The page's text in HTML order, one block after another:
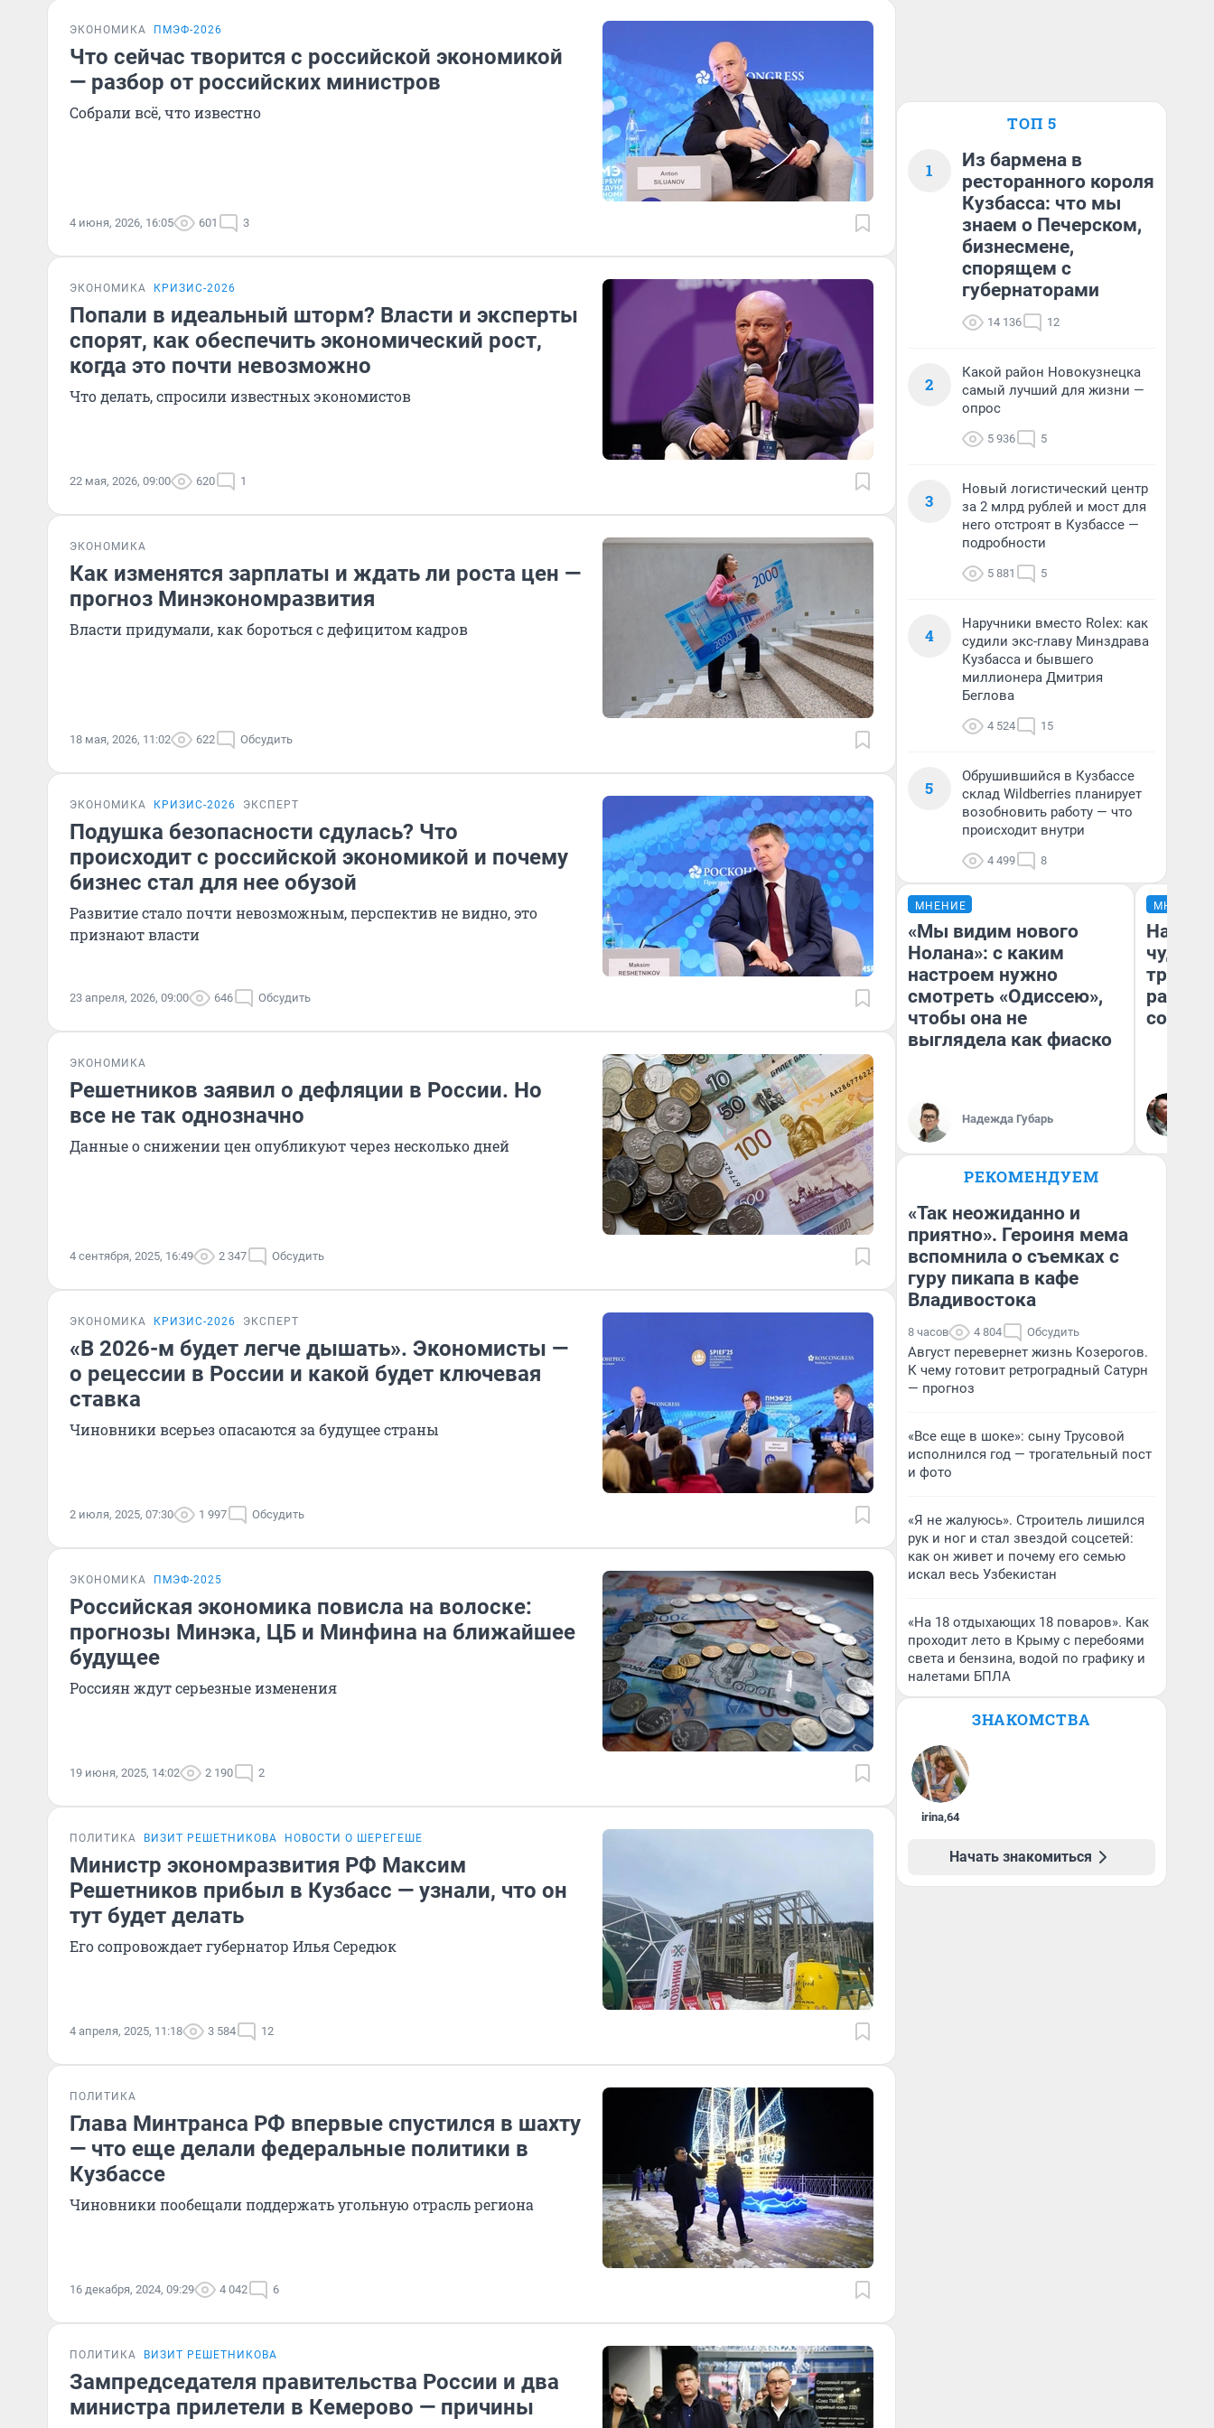
ЭКОНОМИКА ПМЭФ-2026
Что сейчас творится с российской экономикой
— разбор от российских министров
Собрали всё, что известно
4 июня, 2026, 16:05 601 3
ЭКОНОМИКА КРИЗИС-2026
Попали в идеальный шторм? Власти и эксперты
спорят, как обеспечить экономический рост,
когда это почти невозможно
Что делать, спросили известных экономистов
22 мая, 2026, 09:00 620 1
ЭКОНОМИКА
Как изменятся зарплаты и ждать ли роста цен —
прогноз Минэкономразвития
Власти придумали, как бороться с дефицитом кадров
18 мая, 2026, 11:02 622 Обсудить
ЭКОНОМИКА КРИЗИС-2026 ЭКСПЕРТ
Подушка безопасности сдулась? Что
происходит с российской экономикой и почему
бизнес стал для нее обузой
Развитие стало почти невозможным, перспектив не видно, это
признают власти
23 апреля, 2026, 09:00 646 Обсудить
ЭКОНОМИКА
Решетников заявил о дефляции в России. Но
все не так однозначно
Данные о снижении цен опубликуют через несколько дней
4 сентября, 2025, 16:49 2 347 Обсудить
ЭКОНОМИКА КРИЗИС-2026 ЭКСПЕРТ
«В 2026-м будет легче дышать». Экономисты —
о рецессии в России и какой будет ключевая
ставка
Чиновники всерьез опасаются за будущее страны
2 июля, 2025, 07:30 1 997 Обсудить
ЭКОНОМИКА ПМЭФ-2025
Российская экономика повисла на волоске:
прогнозы Минэка, ЦБ и Минфина на ближайшее
будущее
Россиян ждут серьезные изменения
19 июня, 2025, 14:02 2 190 2
ПОЛИТИКА ВИЗИТ РЕШЕТНИКОВА НОВОСТИ О ШЕРЕГЕШЕ
Министр экономразвития РФ Максим
Решетников прибыл в Кузбасс — узнали, что он
тут будет делать
Его сопровождает губернатор Илья Середюк
4 апреля, 2025, 11:18 3 584 12
ПОЛИТИКА
Глава Минтранса РФ впервые спустился в шахту
— что еще делали федеральные политики в
Кузбассе
Чиновники пообещали поддержать угольную отрасль региона
16 декабря, 2024, 09:29 4 042 6
ПОЛИТИКА ВИЗИТ РЕШЕТНИКОВА
Зампредседателя правительства России и два
министра прилетели в Кемерово — причины
ТОП 5
1
Из бармена в
ресторанного короля
Кузбасса: что мы
знаем о Печерском,
бизнесмене,
спорящем с
губернаторами
14 136 12
2
Какой район Новокузнецка
самый лучший для жизни —
опрос
5 936 5
3
Новый логистический центр
за 2 млрд рублей и мост для
него отстроят в Кузбассе —
подробности
5 881 5
4
Наручники вместо Rolex: как
судили экс-главу Минздрава
Кузбасса и бывшего
миллионера Дмитрия
Беглова
4 524 15
5
Обрушившийся в Кузбассе
склад Wildberries планирует
возобновить работу — что
происходит внутри
4 499 8
МНЕНИЕ
«Мы видим нового
Нолана»: с каким
настроем нужно
смотреть «Одиссею»,
чтобы она не
выглядела как фиаско
Надежда Губарь
МНЕНИЕ
чудом
РЕКОМЕНДУЕМ
«Так неожиданно и
приятно». Героиня мема
вспомнила о съемках с
гуру пикапа в кафе
Владивостока
8 часов 4 804 Обсудить
Август перевернет жизнь Козерогов.
К чему готовит ретроградный Сатурн
— прогноз
«Все еще в шоке»: сыну Трусовой
исполнился год — трогательный пост
и фото
«Я не жалуюсь». Строитель лишился
рук и ног и стал звездой соцсетей:
как он живет и почему его семью
искал весь Узбекистан
«На 18 отдыхающих 18 поваров». Как
проходит лето в Крыму с перебоями
света и бензина, водой по графику и
налетами БПЛА
ЗНАКОМСТВА
irina,64
Начать знакомиться